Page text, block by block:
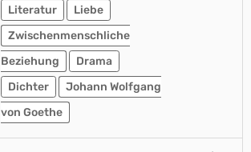
Literatur
Liebe
Zwischenmenschliche
Beziehung
Drama
Dichter
Johann Wolfgang
von Goethe